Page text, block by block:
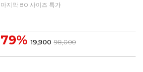
마지막 80 사이즈 특가
79% 19,900 98,000